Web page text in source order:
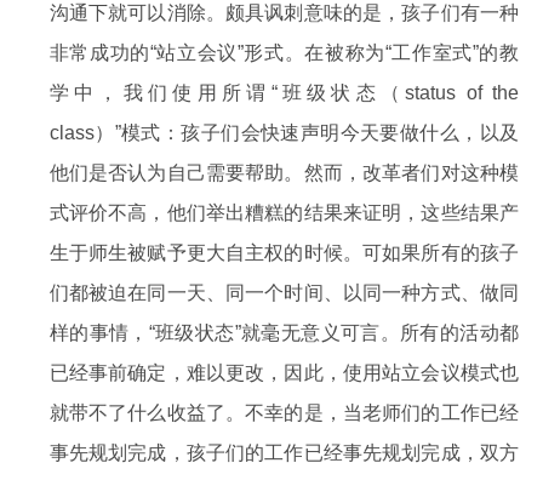
沟通下就可以消除。颇具讽刺意味的是，孩子们有一种
非常成功的“站立会议”形式。在被称为“工作室式”的教
学中，我们使用所谓“班级状态（status of the
class）”模式：孩子们会快速声明今天要做什么，以及
他们是否认为自己需要帮助。然而，改革者们对这种模
式评价不高，他们举出糟糕的结果来证明，这些结果产
生于师生被赋予更大自主权的时候。可如果所有的孩子
们都被迫在同一天、同一个时间、以同一种方式、做同
样的事情，“班级状态”就毫无意义可言。所有的活动都
已经事前确定，难以更改，因此，使用站立会议模式也
就带不了什么收益了。不幸的是，当老师们的工作已经
事先规划完成，孩子们的工作已经事先规划完成，双方